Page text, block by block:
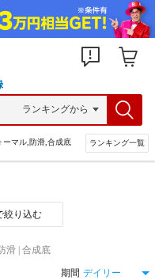
ーマル,防滑,合成底 ランキング一覧
絞り込む
滑 | 合成底
期間